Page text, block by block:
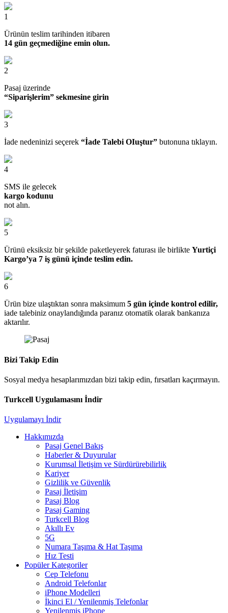
1
Ürünün teslim tarihinden itibaren
14 gün geçmediğine emin olun.
2
Pasaj üzerinde
“Siparişlerim” sekmesine girin
3
İade nedeninizi seçerek “İade Talebi OIuştur” butonuna tıklayın.
4
SMS ile gelecek
kargo kodunu
not alın.
5
Ürünü eksiksiz bir şekilde paketleyerek faturası ile birlikte Yurtiçi
Kargo’ya 7 iş günü içinde teslim edin.
6
Ürün bize ulaştıktan sonra maksimum 5 gün içinde kontrol edilir,
iade talebiniz onaylandığında paranız otomatik olarak bankanıza
aktarılır.
Bizi Takip Edin
Sosyal medya hesaplarımızdan bizi takip edin, fırsatları kaçırmayın.
Turkcell Uygulamasını İndir
Uygulamayı İndir
Hakkımızda
Pasaj Genel Bakış
Haberler & Duyurular
Kurumsal İletişim ve Sürdürürebilirlik
Kariyer
Gizlilik ve Güvenlik
Pasaj İletişim
Pasaj Blog
Pasaj Gaming
Turkcell Blog
Akıllı Ev
5G
Numara Taşıma & Hat Taşıma
Hız Testi
Popüler Kategoriler
Cep Telefonu
Android Telefonlar
iPhone Modelleri
İkinci El / Yenilenmiş Telefonlar
Yenilenmiş iPhone